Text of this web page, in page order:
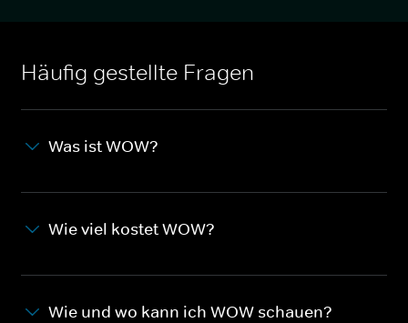
Häufig gestellte Fragen
Was ist WOW?
Wie viel kostet WOW?
Wie und wo kann ich WOW schauen?